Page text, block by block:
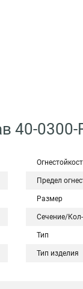
40-0300-
Предел
Размер
Сечение/
Тип
Тип изделия